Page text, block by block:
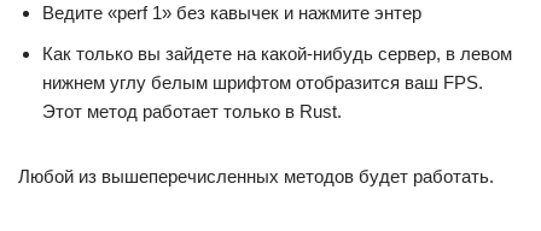
Ведите «perf 1» без кавычек и нажмите энтер
Как только вы зайдете на какой-нибудь сервер, в левом
нижнем углу белым шрифтом отобразится ваш FPS.
Этот метод работает только в Rust.
Любой из вышеперечисленных методов будет работать.